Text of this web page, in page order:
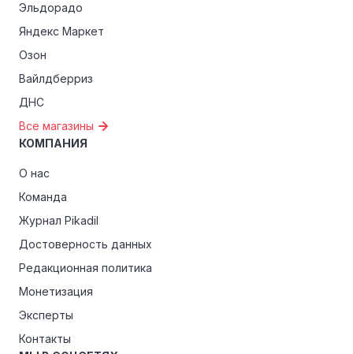
Эльдорадо
Яндекс Маркет
Озон
Вайлдберриз
ДНС
Все магазины
КОМПАНИЯ
О нас
Команда
Журнал Pikadil
Достоверность данных
Редакционная политика
Монетизация
Эксперты
Контакты